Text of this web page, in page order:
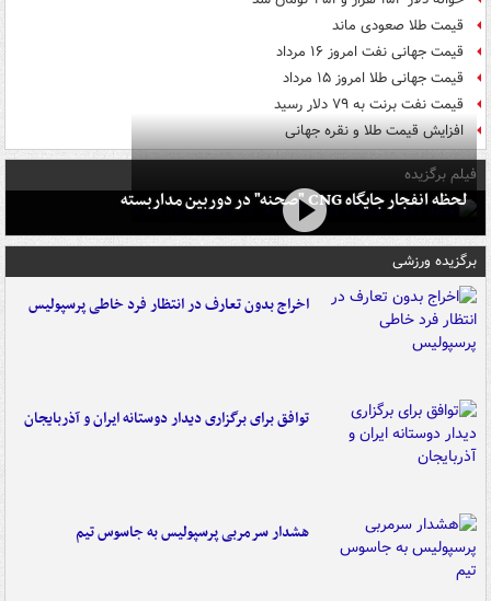
قیمت طلا صعودی ماند
قیمت جهانی نفت امروز ۱۶ مرداد
قیمت جهانی طلا امروز ۱۵ مرداد
قیمت نفت برنت به ۷۹ دلار رسید
افزایش قیمت طلا و نقره جهانی
فیلم برگزیده
لحظه انفجار جایگاه CNG "صحنه" در دوربین مداربسته
برگزیده ورزشی
اخراج بدون تعارف در انتظار فرد خاطی پرسپولیس
توافق برای برگزاری دیدار دوستانه ایران و آذربایجان
هشدار سرمربی پرسپولیس به جاسوس تیم